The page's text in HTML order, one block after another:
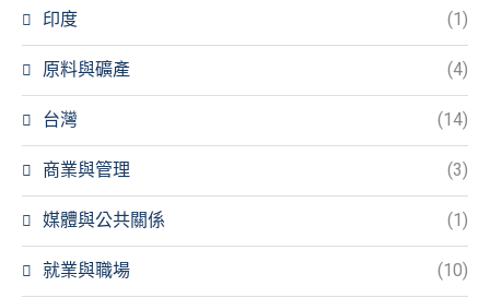
印度 (1)
原料與礦產 (4)
台灣 (14)
商業與管理 (3)
媒體與公共關係 (1)
就業與職場 (10)